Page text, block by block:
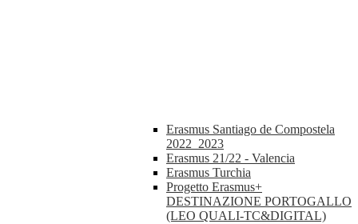
Erasmus Santiago de Compostela
2022_2023
Erasmus 21/22 - Valencia
Erasmus Turchia
Progetto Erasmus+
DESTINAZIONE PORTOGALLO
(LEO QUALI-TC&DIGITAL)